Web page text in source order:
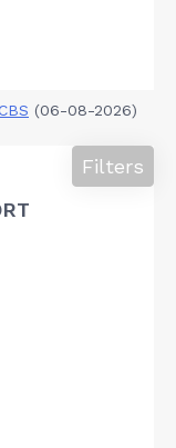
(06-08-2026)
Filters